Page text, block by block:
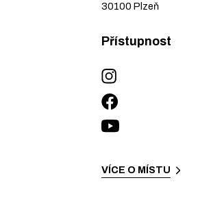
30100 Plzeň
Přístupnost
VÍCE O MÍSTU